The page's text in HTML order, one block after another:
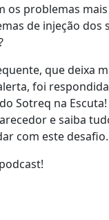
os problemas
de injeção dos
que deixa
foi
Sotreq na
e saiba
com este desafio.